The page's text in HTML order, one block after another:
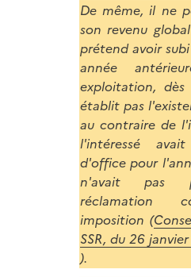
De même, il ne
son revenu
prétend avoir
année
exploitation,
établit pas
au contraire de
l'intéressé
d'office pour
n'avait pas
réclamation
imposition (
SSR, du 26
).